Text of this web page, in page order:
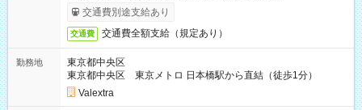
交通費別途支給あり
交通費 交通費全額支給（規定あり）
勤務地
東京都中央区
東京都中央区 東京メトロ 日本橋駅から直結（徒歩1分）
Valextra